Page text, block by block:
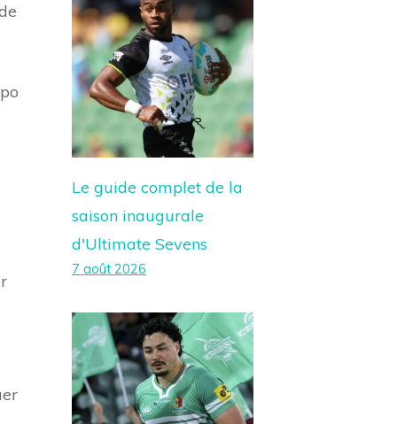
Le guide complet de la
saison inaugurale
d'Ultimate Sevens
7 août 2026